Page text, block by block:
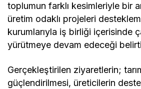
toplumun farklı kesimleriyle bir
üretim odaklı projeleri
kurumlarıyla iş birliği içerisinde
yürütmeye devam edeceği
Gerçekleştirilen ziyaretlerin;
güçlendirilmesi, üreticilerin